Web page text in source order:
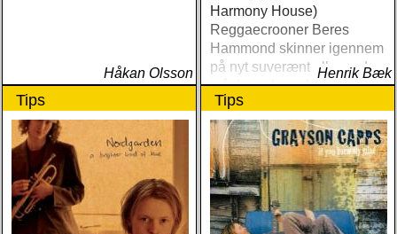
Håkan Olsson
Harmony House)
Reggaecrooner Beres
Hammond skinner igennem
på nyt suverænt album, der
måske er hans bedste
gennem tiderne
Henrik Bæk
Tips Tips